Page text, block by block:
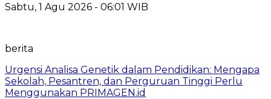
Sabtu, 1 Agu 2026 - 06:01 WIB
berita
Urgensi Analisa Genetik dalam Pendidikan: Mengapa
Sekolah, Pesantren, dan Perguruan Tinggi Perlu
Menggunakan PRIMAGEN.id